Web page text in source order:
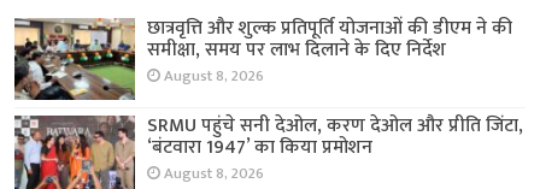
छात्रवृत्ति और शुल्क प्रतिपूर्ति योजनाओं की डीएम ने की
समीक्षा, समय पर लाभ दिलाने के दिए निर्देश
August 8, 2026
SRMU पहुंचे सनी देओल, करण देओल और प्रीति जिंटा,
‘बंटवारा 1947’ का किया प्रमोशन
August 8, 2026